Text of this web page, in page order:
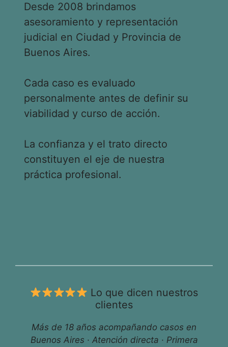
Desde 2008 brindamos
asesoramiento y representación
judicial en Ciudad y Provincia de
Buenos Aires.
Cada caso es evaluado
personalmente antes de definir su
viabilidad y curso de acción.
La confianza y el trato directo
constituyen el eje de nuestra
práctica profesional.
Lo que dicen nuestros
clientes
Más de 18 años acompañando casos en
Buenos Aires · Atención directa · Primera